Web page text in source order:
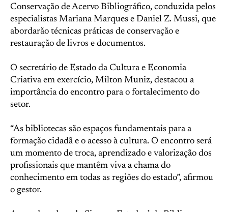
Conservação de Acervo Bibliográfico, conduzida pelos
especialistas Mariana Marques e Daniel Z. Mussi, que
abordarão técnicas práticas de conservação e
restauração de livros e documentos.
O secretário de Estado da Cultura e Economia
Criativa em exercício, Milton Muniz, destacou a
importância do encontro para o fortalecimento do
setor.
“As bibliotecas são espaços fundamentais para a
formação cidadã e o acesso à cultura. O encontro será
um momento de troca, aprendizado e valorização dos
profissionais que mantêm viva a chama do
conhecimento em todas as regiões do estado”, afirmou
o gestor.